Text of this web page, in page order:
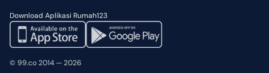
Download Aplikasi Rumah123
© 99.co 2014 — 2026